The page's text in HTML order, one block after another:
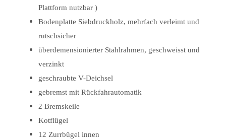
Plattform nutzbar )
Bodenplatte Siebdruckholz, mehrfach verleimt und
rutschsicher
überdemensionierter Stahlrahmen, geschweisst und
verzinkt
geschraubte V-Deichsel
gebremst mit Rückfahrautomatik
2 Bremskeile
Kotflügel
12 Zurrbügel innen